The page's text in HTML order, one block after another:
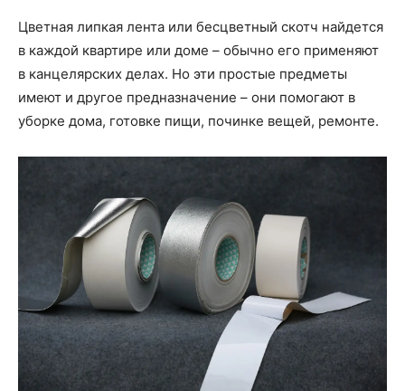
Цветная липкая лента или бесцветный скотч найдется
в каждой квартире или доме – обычно его применяют
в канцелярских делах. Но эти простые предметы
имеют и другое предназначение – они помогают в
уборке дома, готовке пищи, починке вещей, ремонте.